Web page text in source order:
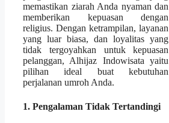
memastikan ziarah Anda nyaman dan
memberikan kepuasan dengan
religius. Dengan ketrampilan, layanan
yang luar biasa, dan loyalitas yang
tidak tergoyahkan untuk kepuasan
pelanggan, Alhijaz Indowisata yaitu
pilihan ideal buat kebutuhan
perjalanan umroh Anda.
1. Pengalaman Tidak Tertandingi